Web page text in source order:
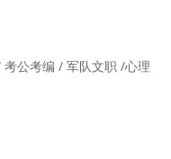
公考编 / 军队文职 /心理